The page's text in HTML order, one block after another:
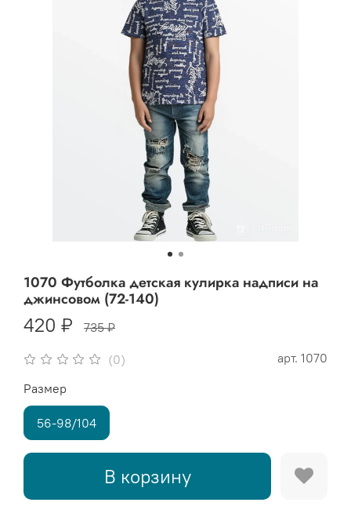
(0) арт. 1070
1070 Футболка детская кулирка надписи на
джинсовом (72-140)
420 ₽ 735 ₽
В корзину
Размер
56-98/104